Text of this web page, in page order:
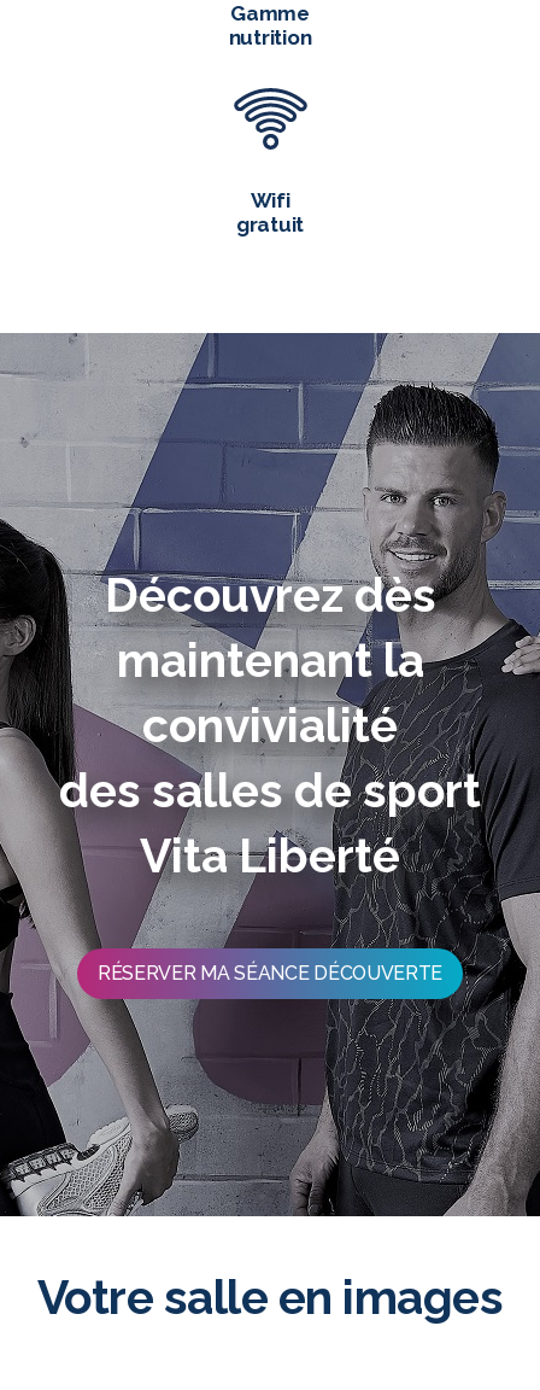
Gamme
nutrition
Wifi
gratuit
Découvrez dès
maintenant la
convivialité
des salles de sport
Vita Liberté
RÉSERVER MA SÉANCE DÉCOUVERTE
Votre salle en images